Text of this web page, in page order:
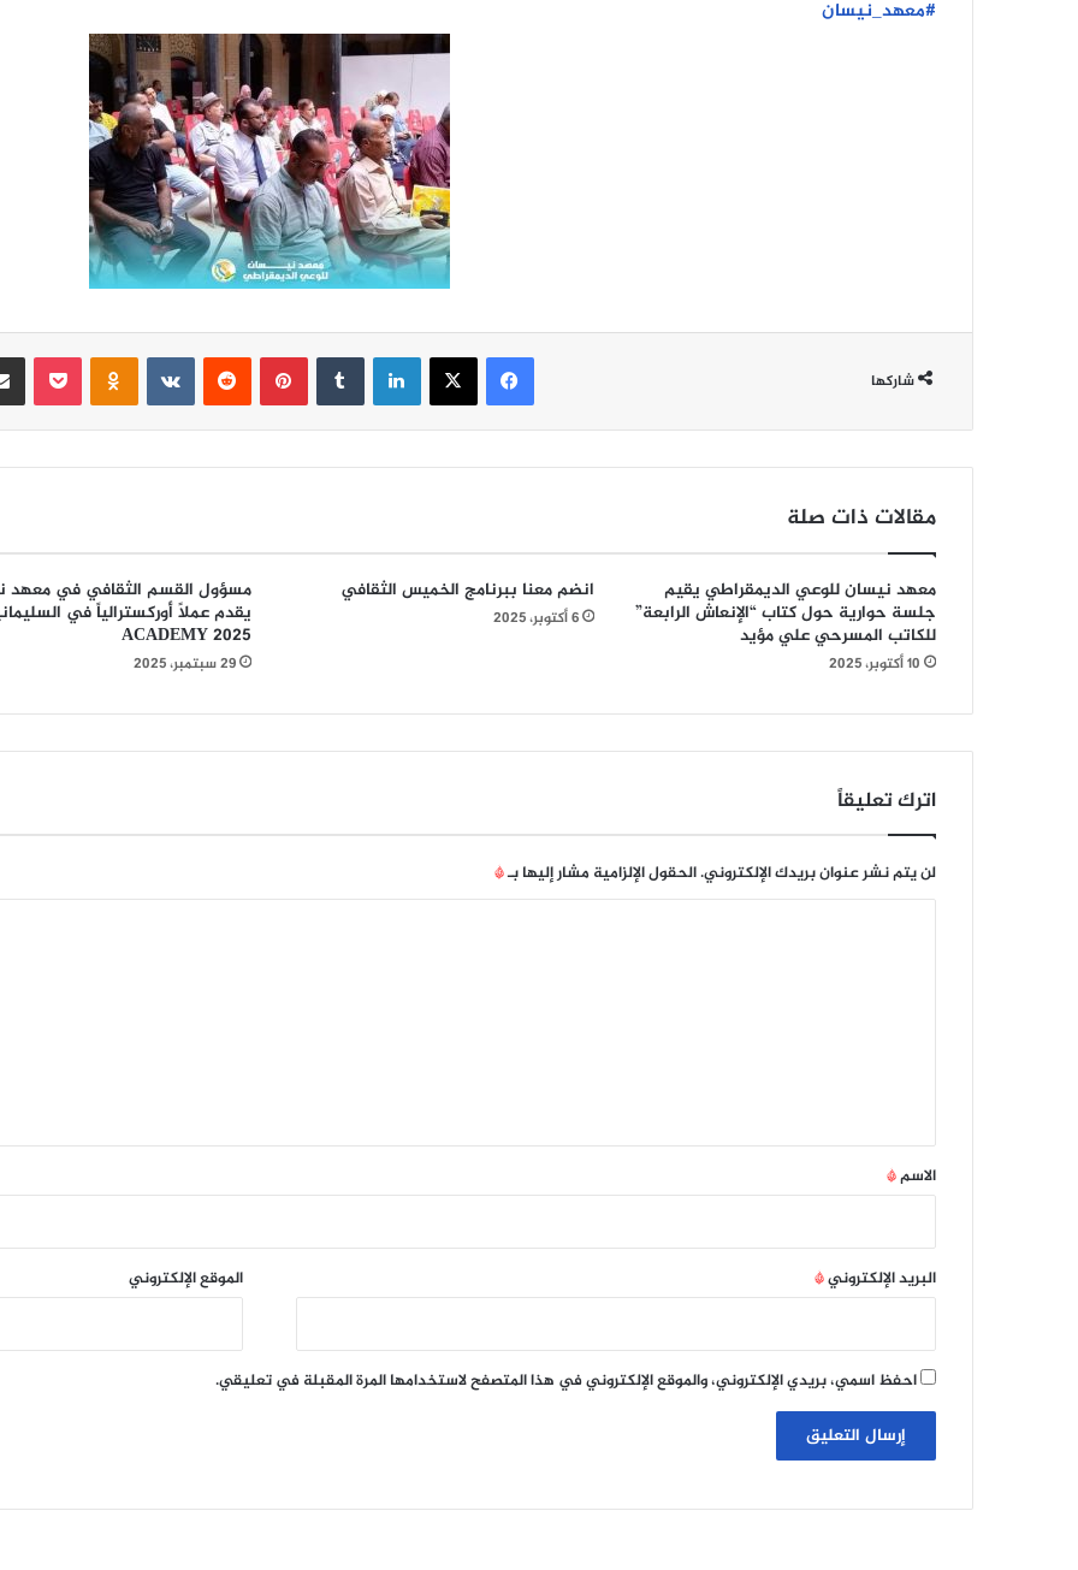
#معهد_نيسان
شاركها
فيسبوك ‫X لينكدإن بينتيريست
مقالات ذات صلة
معهد نيسان للوعي الديمقراطي يقيم
جلسة حوارية حول كتاب “الإنعاش الرابعة”
للكاتب المسرحي علي مؤيد
10 أكتوبر، 2025
انضم معنا ببرنامج الخميس الثقافي
6 أكتوبر، 2025
مسؤول القسم الثقافي في معهد
ACADEMY 2025
29 سبتمبر، 2025
اترك تعليقاً
لن يتم نشر عنوان بريدك الإلكتروني.الحقول الإلزامية مشار إليها بـ*
*
الاسم*
البريد الإلكتروني* الموقع الإلكتروني
احفظ اسمي، بريدي الإلكتروني، والموقع الإلكتروني في هذا المتصفح لاستخدامها المرة المقبلة في تعليقي.